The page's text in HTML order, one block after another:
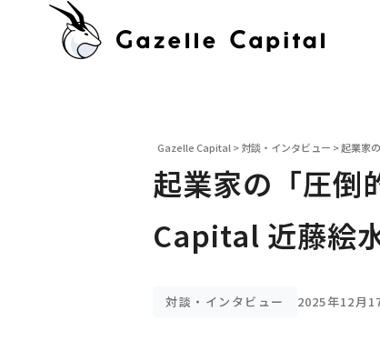
Gazelle Capital >対談・インタビュー >起業家
起業家の「圧
Capital 近藤絵
対談・インタビュー 2025年12月